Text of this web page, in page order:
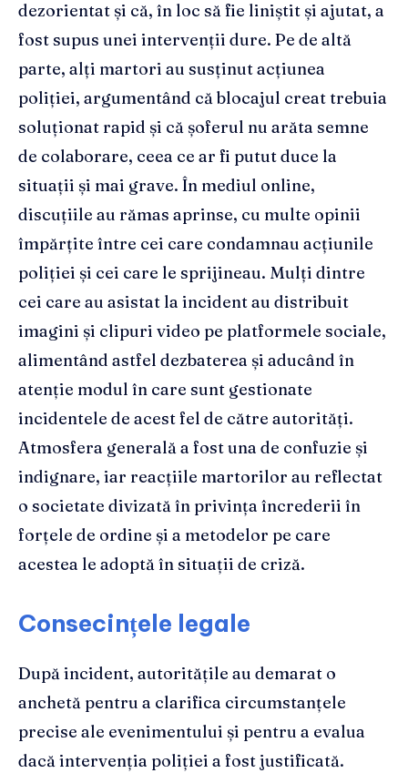
dezorientat și că, în loc să fie liniștit și ajutat, a
fost supus unei intervenții dure. Pe de altă
parte, alți martori au susținut acțiunea
poliției, argumentând că blocajul creat trebuia
soluționat rapid și că șoferul nu arăta semne
de colaborare, ceea ce ar fi putut duce la
situații și mai grave. În mediul online,
discuțiile au rămas aprinse, cu multe opinii
împărțite între cei care condamnau acțiunile
poliției și cei care le sprijineau. Mulți dintre
cei care au asistat la incident au distribuit
imagini și clipuri video pe platformele sociale,
alimentând astfel dezbaterea și aducând în
atenție modul în care sunt gestionate
incidentele de acest fel de către autorități.
Atmosfera generală a fost una de confuzie și
indignare, iar reacțiile martorilor au reflectat
o societate divizată în privința încrederii în
forțele de ordine și a metodelor pe care
acestea le adoptă în situații de criză.
Consecințele legale
După incident, autoritățile au demarat o
anchetă pentru a clarifica circumstanțele
precise ale evenimentului și pentru a evalua
dacă intervenția poliției a fost justificată.